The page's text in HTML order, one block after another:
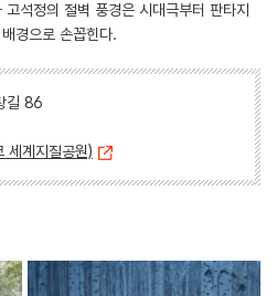
석정의 절벽 풍경은 시대극부터 판타지
경으로 손꼽힌다.
길 86
세계지질공원)